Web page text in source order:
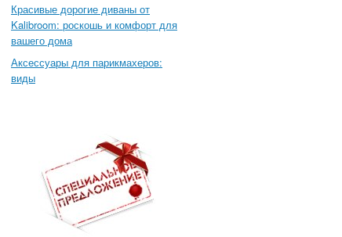
Красивые дорогие диваны от
Kalibroom: роскошь и комфорт для
вашего дома
Аксессуары для парикмахеров:
виды